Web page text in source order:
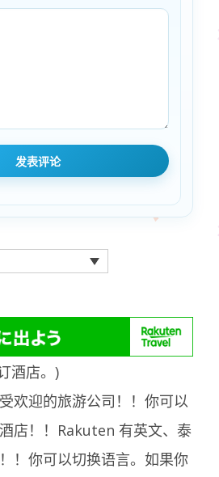
酒店。)
欢迎的旅游公司！！你可以
店！！Rakuten 有英文、泰
！你可以切换语言。如果你